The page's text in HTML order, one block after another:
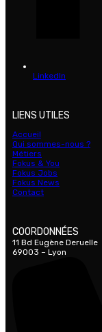
LinkedIn
LIENS UTILES
Accueil
Qui sommes-nous ?
Métiers
Fokus & You
Fokus Jobs
Fokus News
Contact
COORDONNÉES
11 Bd Eugène Deruelle
69003 – Lyon